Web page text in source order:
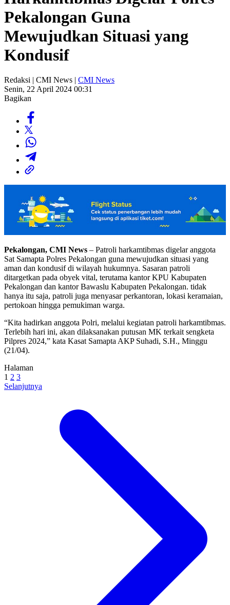
Pekalongan Guna
Mewujudkan Situasi yang
Kondusif
Redaksi | CMI News | CMI News
Senin, 22 April 2024 00:31
Bagikan
Pekalongan, CMI News – Patroli harkamtibmas digelar anggota
Sat Samapta Polres Pekalongan guna mewujudkan situasi yang
aman dan kondusif di wilayah hukumnya. Sasaran patroli
ditargetkan pada obyek vital, terutama kantor KPU Kabupaten
Pekalongan dan kantor Bawaslu Kabupaten Pekalongan. tidak
hanya itu saja, patroli juga menyasar perkantoran, lokasi keramaian,
pertokoan hingga pemukiman warga.
“Kita hadirkan anggota Polri, melalui kegiatan patroli harkamtibmas.
Terlebih hari ini, akan dilaksanakan putusan MK terkait sengketa
Pilpres 2024,” kata Kasat Samapta AKP Suhadi, S.H., Minggu
(21/04).
Halaman
1 2 3
Selanjutnya